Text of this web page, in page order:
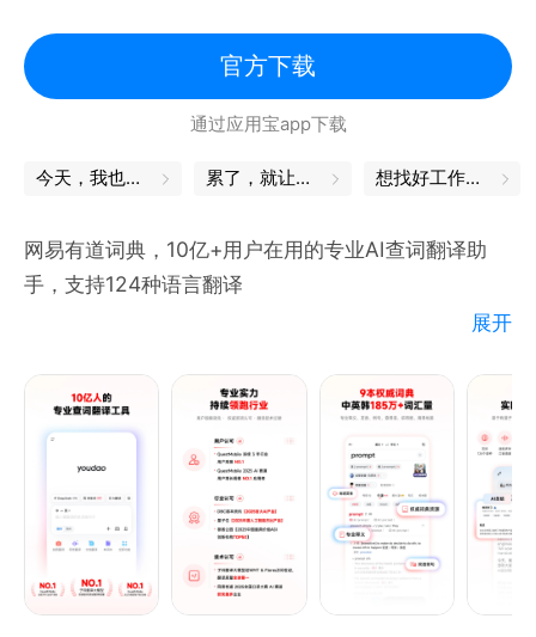
官方下载
通过应用宝app下载
今天，我也是勇敢的打工人 累了，就让身体出去放松一下 想找好工作？试试这款APP
网易有道词典，10亿+用户在用的专业AI查词翻译助
手，支持124种语言翻译
· 收录《全新牛津词典》《韦氏大学英语词典》《柯林
斯高级英汉双解大词典》等9本中英韩权威词典，覆盖
· 内置经济、金融、医学、数学、物理、化学六大专业
术语库
· 提供专业释义、地道发音、双语例句等查询能力
展开